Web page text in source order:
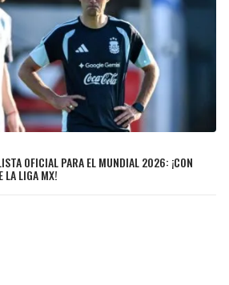
OFICIAL PARA EL MUNDIAL 2026: ¡CON
LA LIGA MX!